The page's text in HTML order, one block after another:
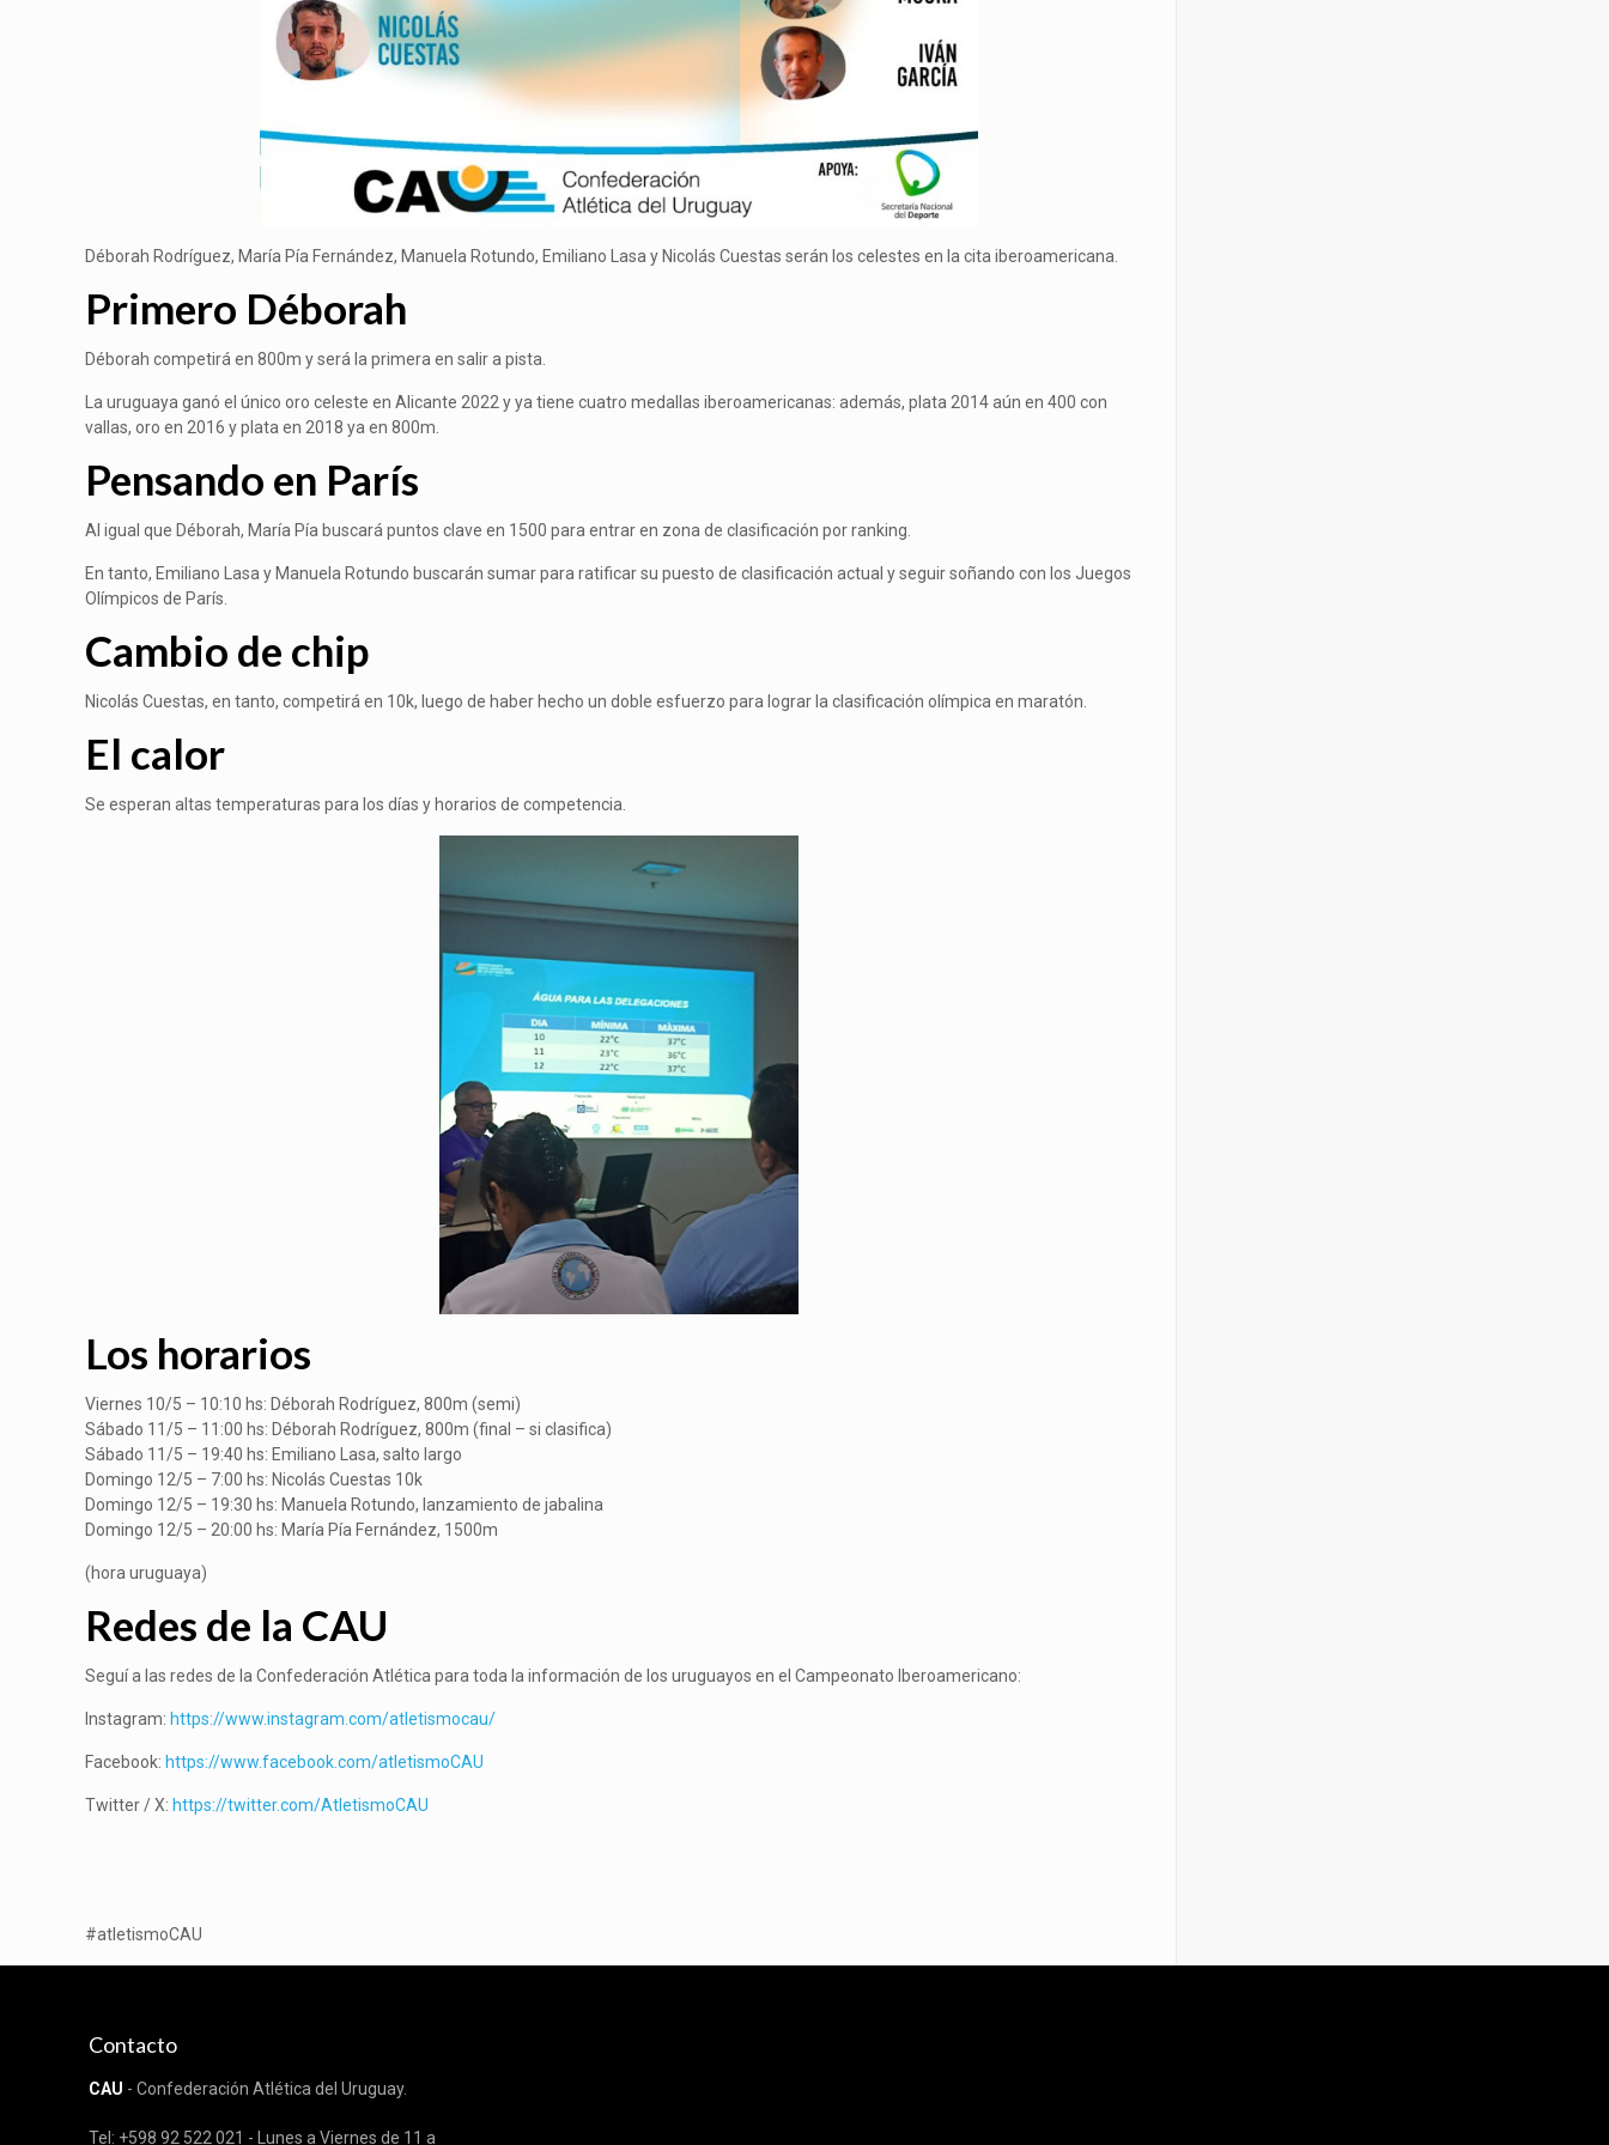
Déborah Rodríguez, María Pía Fernández, Manuela Rotundo, Emiliano Lasa y Nicolás Cuestas serán los celestes en la cita iberoamericana.
Primero Déborah
Déborah competirá en 800m y será la primera en salir a pista.
La uruguaya ganó el único oro celeste en Alicante 2022 y ya tiene cuatro medallas iberoamericanas: además, plata 2014 aún en 400 con
vallas, oro en 2016 y plata en 2018 ya en 800m.
Pensando en París
Al igual que Déborah, María Pía buscará puntos clave en 1500 para entrar en zona de clasificación por ranking.
En tanto, Emiliano Lasa y Manuela Rotundo buscarán sumar para ratificar su puesto de clasificación actual y seguir soñando con los Juegos
Olímpicos de París.
Cambio de chip
Nicolás Cuestas, en tanto, competirá en 10k, luego de haber hecho un doble esfuerzo para lograr la clasificación olímpica en maratón.
El calor
Se esperan altas temperaturas para los días y horarios de competencia.
Los horarios
Viernes 10/5 – 10:10 hs: Déborah Rodríguez, 800m (semi)
Sábado 11/5 – 11:00 hs: Déborah Rodríguez, 800m (final – si clasifica)
Sábado 11/5 – 19:40 hs: Emiliano Lasa, salto largo
Domingo 12/5 – 7:00 hs: Nicolás Cuestas 10k
Domingo 12/5 – 19:30 hs: Manuela Rotundo, lanzamiento de jabalina
Domingo 12/5 – 20:00 hs: María Pía Fernández, 1500m
(hora uruguaya)
Redes de la CAU
Seguí a las redes de la Confederación Atlética para toda la información de los uruguayos en el Campeonato Iberoamericano:
Instagram: https://www.instagram.com/atletismocau/
Facebook: https://www.facebook.com/atletismoCAU
Twitter / X: https://twitter.com/AtletismoCAU
#atletismoCAU
Contacto
CAU - Confederación Atlética del Uruguay.
Tel: +598 92 522 021 - Lunes a Viernes de 11 a